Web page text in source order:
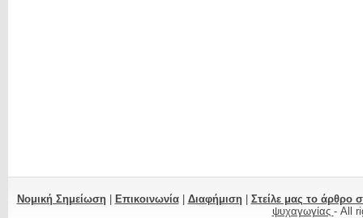
Νομική Σημείωση| Επικοινωνία| Διαφήμιση| Στείλε μας το άρθρο
ψυχαγωγίας - All